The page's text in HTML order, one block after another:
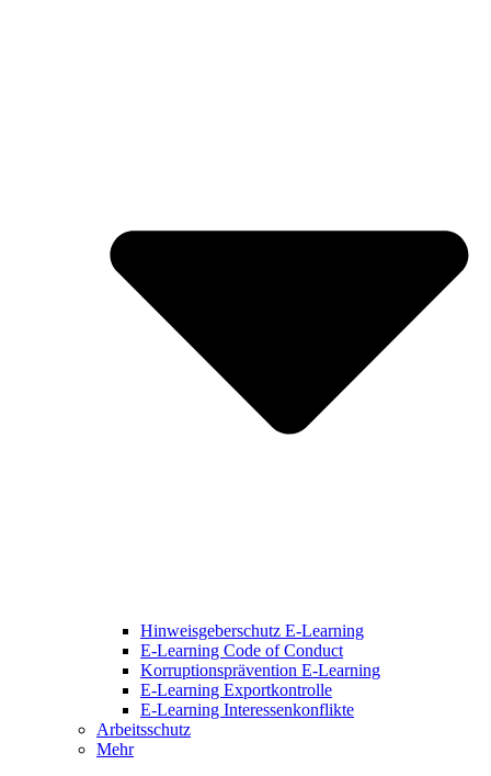
Hinweisgeberschutz E-Learning
E-Learning Code of Conduct
Korruptionsprävention E-Learning
E-Learning Exportkontrolle
E-Learning Interessenkonflikte
Arbeitsschutz
Mehr